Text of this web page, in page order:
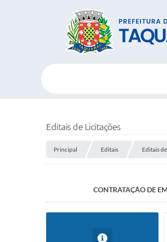
Editais de Licitações
Principal Editais Editais
CONTRATAÇÃO DE